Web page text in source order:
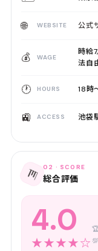
🌐 WEBSITE 公式
💰 WAGE
時給
法自
🕐 HOURS 18時
🚉 ACCESS 池袋
📊 02 · SCORE
総合評価
4.0
★★★★☆